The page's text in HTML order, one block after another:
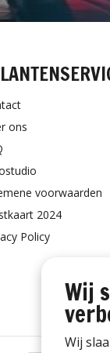
ons
voorwaarden
2024
Policy
Wij
Wij